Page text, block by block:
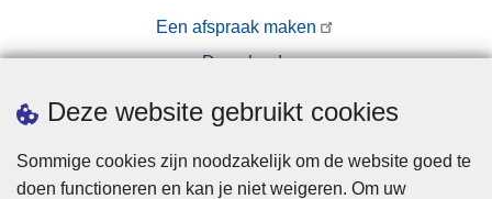
Deze website gebruikt cookies
Sommige cookies zijn noodzakelijk om de website goed te
doen functioneren en kan je niet weigeren. Om uw
Een afspraak maken
Downloads
Pers